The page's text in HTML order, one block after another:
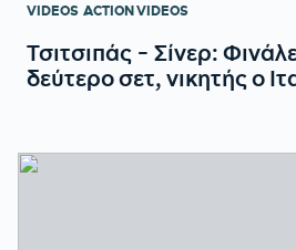
VIDEOS ACTION VIDEOS
Τσιτσιπάς - Σίνερ:
δεύτερο σετ, νικητής ο